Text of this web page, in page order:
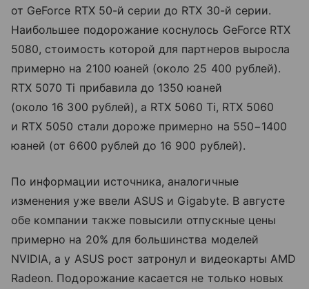
от GeForce RTX 50-й серии до RTX 30-й серии.
Наибольшее подорожание коснулось GeForce RTX
5080, стоимость которой для партнеров выросла
примерно на 2100 юаней (около 25 400 рублей).
RTX 5070 Ti прибавила до 1350 юаней
(около 16 300 рублей), а RTX 5060 Ti, RTX 5060
и RTX 5050 стали дороже примерно на 550−1400
юаней (от 6600 рублей до 16 900 рублей).
По информации источника, аналогичные
изменения уже ввели ASUS и Gigabyte. В августе
обе компании также повысили отпускные цены
примерно на 20% для большинства моделей
NVIDIA, а у ASUS рост затронул и видеокарты AMD
Radeon. Подорожание касается не только новых